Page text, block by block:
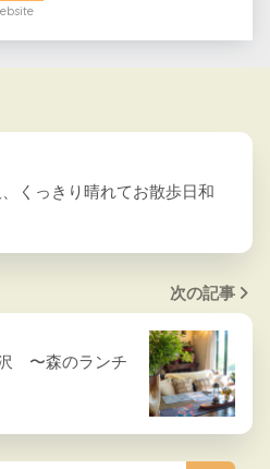
くっきり晴れてお散歩日和
次の記事
〜森のランチ